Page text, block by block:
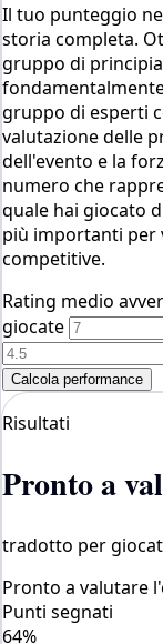
Il tuo punteggio
storia completa.
gruppo di
gruppo di esperti
valutazione delle
dell'evento e la
numero che
quale hai giocato
più importanti per
competitive.
Rating medio
giocate
Calcola performance
Risultati
Pronto a
tradotto per
Pronto a valutare
Punti segnati
64%